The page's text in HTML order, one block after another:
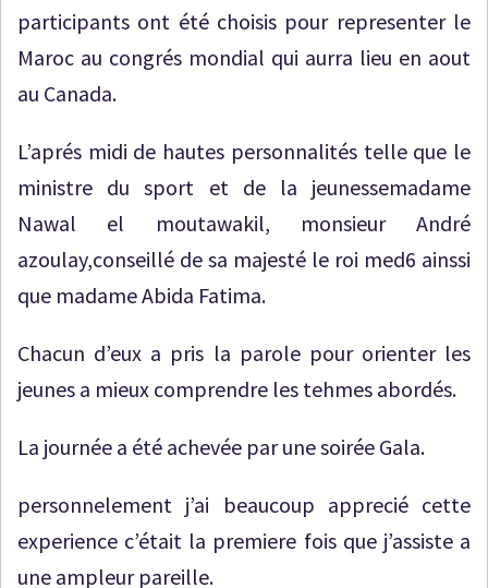
participants ont été choisis pour representer le
Maroc au congrés mondial qui aurra lieu en aout
au Canada.
L’aprés midi de hautes personnalités telle que le
ministre du sport et de la jeunessemadame
Nawal el moutawakil, monsieur André
azoulay,conseillé de sa majesté le roi med6 ainssi
que madame Abida Fatima.
Chacun d’eux a pris la parole pour orienter les
jeunes a mieux comprendre les tehmes abordés.
La journée a été achevée par une soirée Gala.
personnelement j’ai beaucoup apprecié cette
experience c’était la premiere fois que j’assiste a
une ampleur pareille.